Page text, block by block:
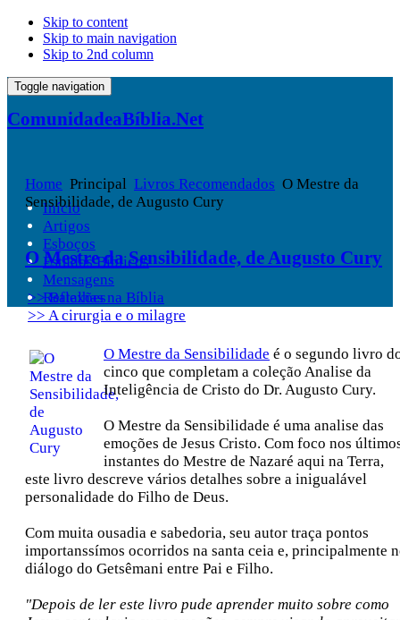
Skip to content
Skip to main navigation
Skip to 2nd column
Toggle navigation
ComunidadeaBíblia.Net
Início
Artigos
Esboços
Estudos Bíblicos
Mensagens
Reflexões
Home Principal Livros Recomendados O Mestre da
Sensibilidade, de Augusto Cury
O Mestre da Sensibilidade, de Augusto Cury
>> Batalhas na Bíblia
>> A cirurgia e o milagre
O Mestre da Sensibilidade é o segundo livro
cinco que completam a coleção Analise da
Inteligência de Cristo do Dr. Augusto Cury.
O Mestre da Sensibilidade é uma analise das
emoções de Jesus Cristo. Com foco nos
instantes do Mestre de Nazaré aqui na Terra,
este livro descreve vários detalhes sobre a inigualável
personalidade do Filho de Deus.
Com muita ousadia e sabedoria, seu autor traça pontos
importanssímos ocorridos na santa ceia e, principalmente
diálogo do Getsêmani entre Pai e Filho.
"Depois de ler este livro pude aprender muito sobre como